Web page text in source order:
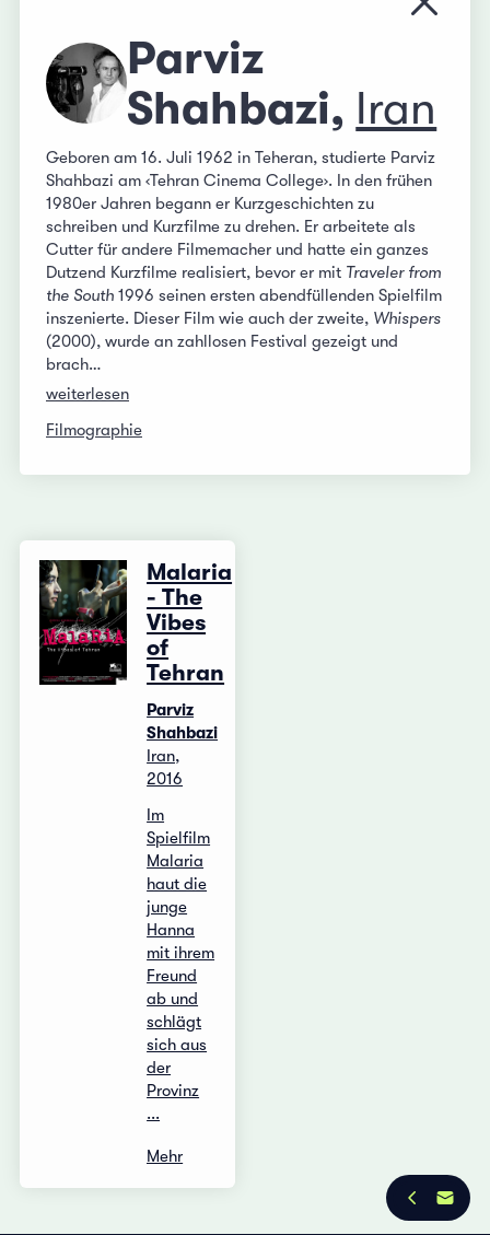
Menü
Parviz
Shahbazi, Iran
Geboren am 16. Juli 1962 in Teheran, studierte Parviz
Shahbazi am ‹Tehran Cinema College›. In den frühen
1980er Jahren begann er Kurzgeschichten zu
schreiben und Kurzfilme zu drehen. Er arbeitete als
Cutter für andere Filmemacher und hatte ein ganzes
Dutzend Kurzfilme realisiert, bevor er mit Traveler from
the South 1996 seinen ersten abendfüllenden Spielfilm
inszenierte. Dieser Film wie auch der zweite, Whispers
(2000), wurde an zahllosen Festival gezeigt und
brach…
weiterlesen
Filmographie
Malaria
- The
Vibes
of
Tehran
Parviz
Shahbazi
Iran,
2016
Im
Spielfilm
Malaria
haut die
junge
Hanna
mit ihrem
Freund
ab und
schlägt
sich aus
der
Provinz
...
Mehr